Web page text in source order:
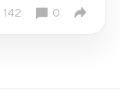
142 0